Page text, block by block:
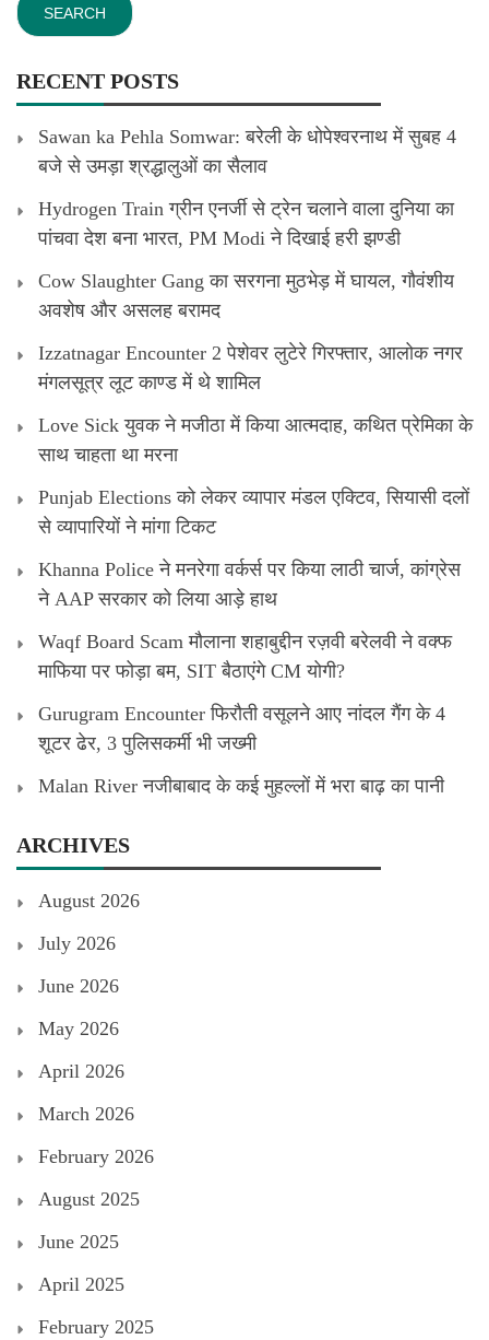
RECENT POSTS
Sawan ka Pehla Somwar: बरेली के धोपेश्वरनाथ में सुबह 4
बजे से उमड़ा श्रद्धालुओं का सैलाव
Hydrogen Train ग्रीन एनर्जी से ट्रेन चलाने वाला दुनिया का
पांचवा देश बना भारत, PM Modi ने दिखाई हरी झण्डी
Cow Slaughter Gang का सरगना मुठभेड़ में घायल, गौवंशीय
अवशेष और असलह बरामद
Izzatnagar Encounter 2 पेशेवर लुटेरे गिरफ्तार, आलोक नगर
मंगलसूत्र लूट काण्‍ड में थे शामिल
Love Sick युवक ने मजीठा में किया आत्मदाह, कथित प्रेमिका के
साथ चाहता था मरना
Punjab Elections को लेकर व्यापार मंडल एक्टिव, सियासी दलों
से व्यापारियों ने मांगा टिकट
Khanna Police ने मनरेगा वर्कर्स पर किया लाठी चार्ज, कांग्रेस
ने AAP सरकार को लिया आड़े हाथ
Waqf Board Scam मौलाना शहाबुद्दीन रज़वी बरेलवी ने वक्फ
माफिया पर फोड़ा बम, SIT बैठाएंगे CM योगी?
Gurugram Encounter फिरौती वसूलने आए नांदल गैंग के 4
शूटर ढेर, 3 पुलिसकर्मी भी जख्मी
Malan River नजीबाबाद के कई मुहल्लों में भरा बाढ़ का पानी
ARCHIVES
August 2026
July 2026
June 2026
May 2026
April 2026
March 2026
February 2026
August 2025
June 2025
April 2025
February 2025